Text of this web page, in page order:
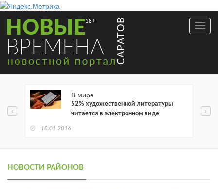
В мире
52% художественной литературы
читается в электронном виде
18.01.2016
НОВОСТИ РАЙОНОВ